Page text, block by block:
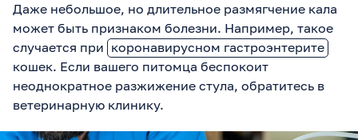
Даже небольшое, но длительное размягчение кала
может быть признаком болезни. Например, такое
случается при коронавирусном гастроэнтерите
кошек. Если вашего питомца беспокоит
неоднократное разжижение стула, обратитесь в
ветеринарную клинику.